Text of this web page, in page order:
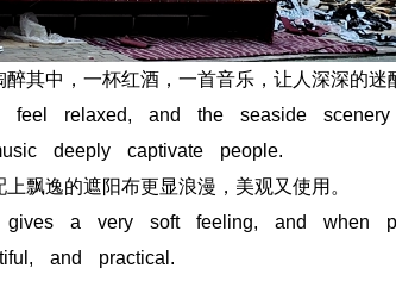
中，一杯红酒，一首音乐，让人深深的迷
relaxed, and the seaside scenery
deeply captivate people.
逸的遮阳布更显浪漫，美观又使用。
a very soft feeling, and when
and practical.